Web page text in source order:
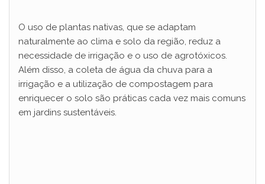
y
V
i
O uso de plantas nativas, que se adaptam
naturalmente ao clima e solo da região, reduz a
necessidade de irrigação e o uso de agrotóxicos.
Além disso, a coleta de água da chuva para a
irrigação e a utilização de compostagem para
enriquecer o solo são práticas cada vez mais comuns
em jardins sustentáveis.